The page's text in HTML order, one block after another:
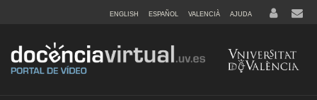
ENGLISH ESPAÑOL VALENCIÀ AJUDA